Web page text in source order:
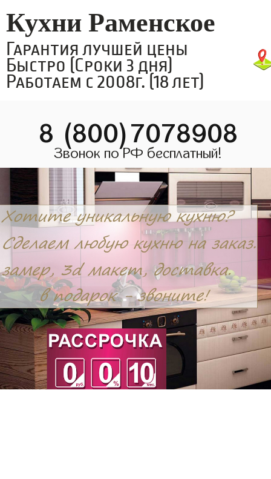
Кухни Раменское
Гарантия лучшей цены
Быстро (Сроки 3 дня)
Работаем с 2008г. (18 лет)
8 (800)7078908
Звонок по РФ бесплатный!